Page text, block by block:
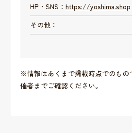
HP・SNS： https://yoshima.shop
その他：
※情報はあくまで掲載時点でのもの
催者までご確認ください。